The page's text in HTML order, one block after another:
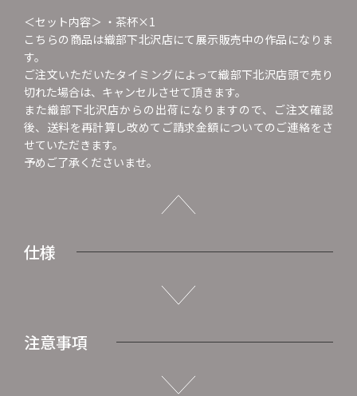
＜セット内容＞ ・茶杯×1
こちらの商品は織部下北沢店にて展示販売中の作品になりま
す。
ご注文いただいたタイミングによって織部下北沢店頭で売り
切れた場合は、キャンセルさせて頂きます。
また織部下北沢店からの出荷になりますので、ご注文確認
後、送料を再計算し改めてご請求金額についてのご連絡をさ
せていただきます。
予めご了承くださいませ。
仕様
注意事項